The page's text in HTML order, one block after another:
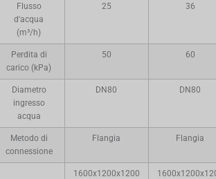
Flusso
d'acqua
(m³/h)
25 36
Perdita di
carico (kPa)
50 60
Diametro
ingresso
acqua
DN80 DN80
Metodo di
connessione
Flangia Flangia
1600x1200x1200